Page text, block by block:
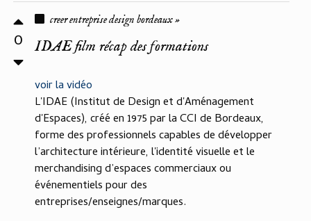
0
creer entreprise design bordeaux »
IDAE film récap des formations
voir la vidéo
L'IDAE (Institut de Design et d'Aménagement
d'Espaces), créé en 1975 par la CCI de Bordeaux,
forme des professionnels capables de développer
l’architecture intérieure, l'identité visuelle et le
merchandising d’espaces commerciaux ou
événementiels pour des
entreprises/enseignes/marques.